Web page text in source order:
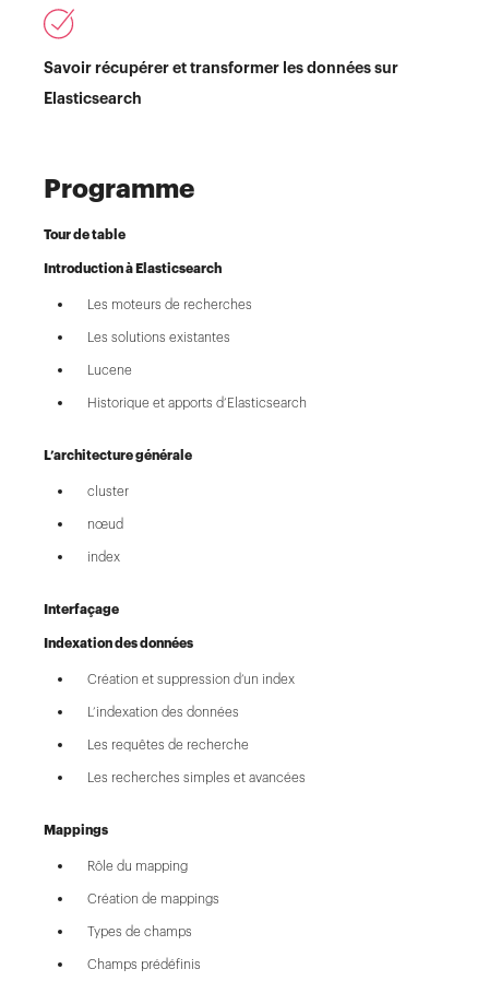
Savoir récupérer et transformer les données sur
Elasticsearch
Programme
Tour de table
Introduction à Elasticsearch
Les moteurs de recherches
Les solutions existantes
Lucene
Historique et apports d’Elasticsearch
L’architecture générale
cluster
nœud
index
Interfaçage
Indexation des données
Création et suppression d’un index
L’indexation des données
Les requêtes de recherche
Les recherches simples et avancées
Mappings
Rôle du mapping
Création de mappings
Types de champs
Champs prédéfinis